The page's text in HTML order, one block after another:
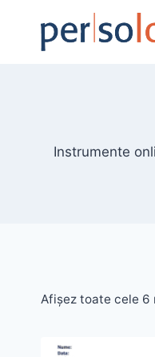
content
Instrumente
Afișez toate cele 6